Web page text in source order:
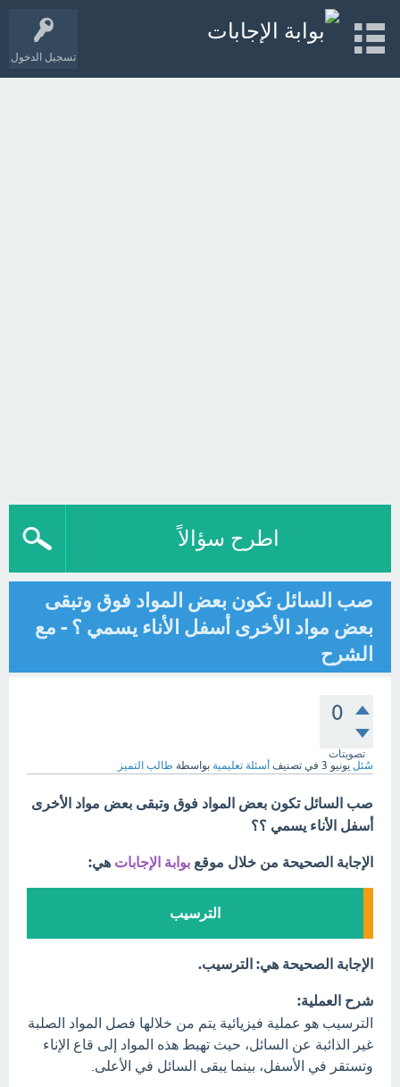
تسجيل الدخول
اطرح سؤالاً
صب السائل تكون بعض المواد فوق وتبقى
بعض مواد الأخرى أسفل الأناء يسمي ؟ - مع
الشرح
0
تصويتات
سُئل يونيو 3 في تصنيف أسئلة تعليمية بواسطة طالب التميز
صب السائل تكون بعض المواد فوق وتبقى بعض مواد الأخرى
أسفل الأناء يسمي ؟؟
الإجابة الصحيحة من خلال موقع بوابة الإجابات هي:
الترسيب
الإجابة الصحيحة هي: الترسيب.
شرح العملية:
الترسيب هو عملية فيزيائية يتم من خلالها فصل المواد الصلبة
غير الذائبة عن السائل، حيث تهبط هذه المواد إلى قاع الإناء
وتستقر في الأسفل، بينما يبقى السائل في الأعلى.